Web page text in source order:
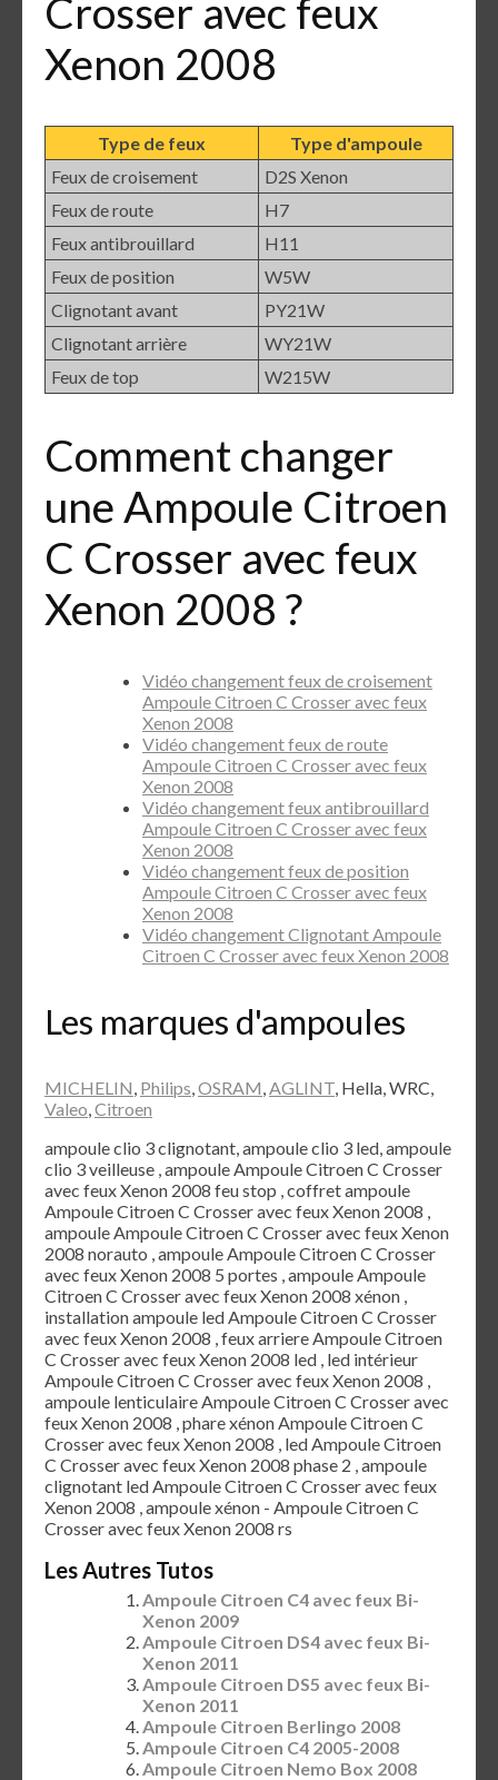
Crosser avec feux
Xenon 2008
Type de feux
Type d'ampoule
Feux de croisement
D2S Xenon
Feux de route
H7
Feux antibrouillard
H11
Feux de position
W5W
Clignotant avant
PY21W
Clignotant arrière
WY21W
Feux de top
W215W
Comment changer
une Ampoule Citroen
C Crosser avec feux
Xenon 2008 ?
Vidéo changement feux de croisement
Ampoule Citroen C Crosser avec feux
Xenon 2008
Vidéo changement feux de route
Ampoule Citroen C Crosser avec feux
Xenon 2008
Vidéo changement feux antibrouillard
Ampoule Citroen C Crosser avec feux
Xenon 2008
Vidéo changement feux de position
Ampoule Citroen C Crosser avec feux
Xenon 2008
Vidéo changement Clignotant Ampoule
Citroen C Crosser avec feux Xenon 2008
Les marques d'ampoules
MICHELIN, Philips,OSRAM,AGLINT, Hella, WRC,
Valeo,Citroen
ampoule clio 3 clignotant, ampoule clio 3 led, ampoule
clio 3 veilleuse , ampoule Ampoule Citroen C Crosser
avec feux Xenon 2008 feu stop , coffret ampoule
Ampoule Citroen C Crosser avec feux Xenon 2008 ,
ampoule Ampoule Citroen C Crosser avec feux Xenon
2008 norauto , ampoule Ampoule Citroen C Crosser
avec feux Xenon 2008 5 portes , ampoule Ampoule
Citroen C Crosser avec feux Xenon 2008 xénon ,
installation ampoule led Ampoule Citroen C Crosser
avec feux Xenon 2008 , feux arriere Ampoule Citroen
C Crosser avec feux Xenon 2008 led , led intérieur
Ampoule Citroen C Crosser avec feux Xenon 2008 ,
ampoule lenticulaire Ampoule Citroen C Crosser avec
feux Xenon 2008 , phare xénon Ampoule Citroen C
Crosser avec feux Xenon 2008 , led Ampoule Citroen
C Crosser avec feux Xenon 2008 phase 2 , ampoule
clignotant led Ampoule Citroen C Crosser avec feux
Xenon 2008 , ampoule xénon - Ampoule Citroen C
Crosser avec feux Xenon 2008 rs
Les Autres Tutos
Ampoule Citroen C4 avec feux Bi-
Xenon 2009
Ampoule Citroen DS4 avec feux Bi-
Xenon 2011
Ampoule Citroen DS5 avec feux Bi-
Xenon 2011
Ampoule Citroen Berlingo 2008
Ampoule Citroen C4 2005-2008
Ampoule Citroen Nemo Box 2008